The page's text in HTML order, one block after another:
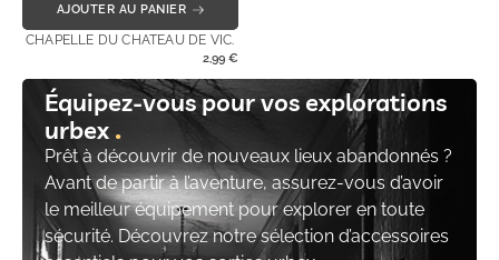
AJOUTER AU PANIER
CHAPELLE DU CHATEAU DE VIC.
2,99 €
Équipez-vous pour vos explorations
urbex
Prêt à découvrir de nouveaux lieux abandonnés ?
Avant de partir à l’aventure, assurez-vous d’avoir
le meilleur équipement pour explorer en toute
sécurité. Découvrez notre sélection d’accessoires